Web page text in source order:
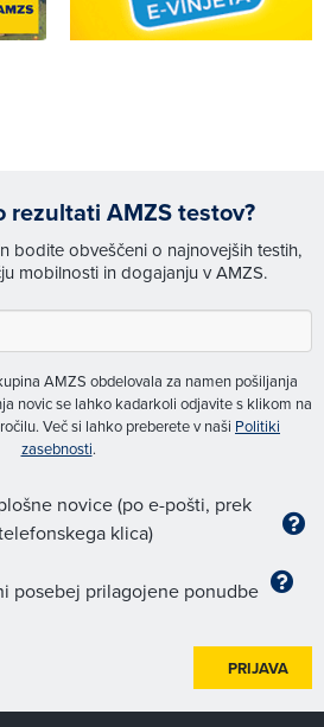
rezultati AMZS testov?
bodite obveščeni o najnovejših testih,
mobilnosti in dogajanju v AMZS.
AMZS obdelovala za namen pošiljanja
novic se lahko kadarkoli odjavite s klikom na
Več si lahko preberete v naši Politiki
zasebnosti.
novice (po e-pošti, prek
klica)
posebej prilagojene ponudbe
PRIJAVA